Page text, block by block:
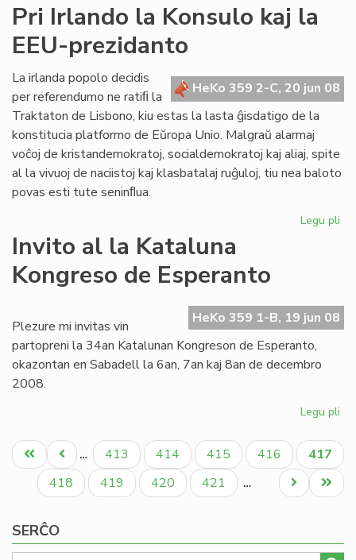
kaj
Pri Irlando la Konsulo kaj la
EEU-prezidanto
HeKo 359 2-C, 20 jun 08
La irlanda popolo decidis
per referendumo ne ratiﬁ la
Traktaton de Lisbono, kiu estas la lasta ĝisdatigo de la
konstitucia platformo de Eŭropa Unio. Malgraŭ alarmaj
voĉoj de kristandemokratoj, socialdemokratoj kaj aliaj, spite
al la vivuoj de naciistoj kaj klasbatalaj ruĝuloj, tiu nea baloto
povas esti tute seninﬂua.
Legu pli
kaj
Invito al la Kataluna
Kongreso de Esperanto
HeKo 359 1-B, 19 jun 08
Plezure mi invitas vin
partopreni la 34an Katalunan Kongreson de Esperanto,
okazontan en Sabadell la 6an, 7an kaj 8an de decembro
2008.
Legu pli
al
la
Pagination
Unua
paĝo
Antaŭa
paĝo
… Paĝo
413 Paĝo
414 Paĝo
415 Paĝo
416
Aktuala
paĝo
417
Paĝo
418 Paĝo
419 Paĝo
420 Paĝo
421 …
Last
page
Next
page
SERĈO